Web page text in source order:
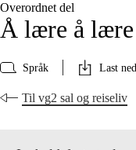
Overordnet del
Å lære å lære
Språk Last ned
Til vg2 sal og reiseliv